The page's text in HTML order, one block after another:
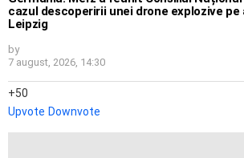
cazul descoperirii unei drone explozive
Leipzig
by
7 august, 2026, 14:30
50
Upvote Downvote